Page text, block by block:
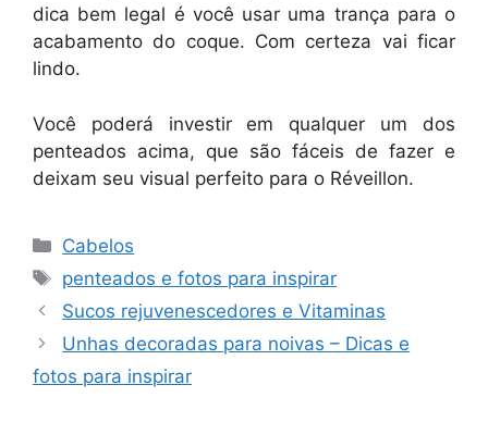
dica bem legal é você usar uma trança para o
acabamento do coque. Com certeza vai ficar
lindo.
Você poderá investir em qualquer um dos
penteados acima, que são fáceis de fazer e
deixam seu visual perfeito para o Réveillon.
Categorias
Cabelos
Tags
penteados e fotos para inspirar
Sucos rejuvenescedores e Vitaminas
Unhas decoradas para noivas – Dicas e
fotos para inspirar